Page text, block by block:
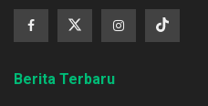
Berita Terbaru